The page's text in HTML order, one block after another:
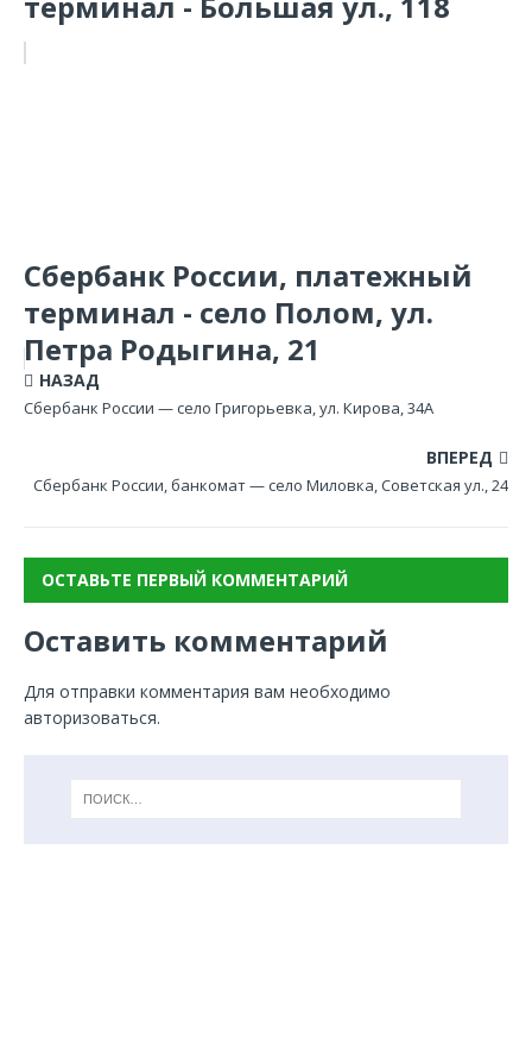
Сбербанк России, платежный
терминал - село Полом, ул.
Петра Родыгина, 21
НАЗАД
Сбербанк России — село Григорьевка, ул. Кирова, 34А
ВПЕРЕД
Сбербанк России, банкомат — село Миловка, Советская ул., 24
ОСТАВЬТЕ ПЕРВЫЙ КОММЕНТАРИЙ
Оставить комментарий
Для отправки комментария вам необходимо
авторизоваться.